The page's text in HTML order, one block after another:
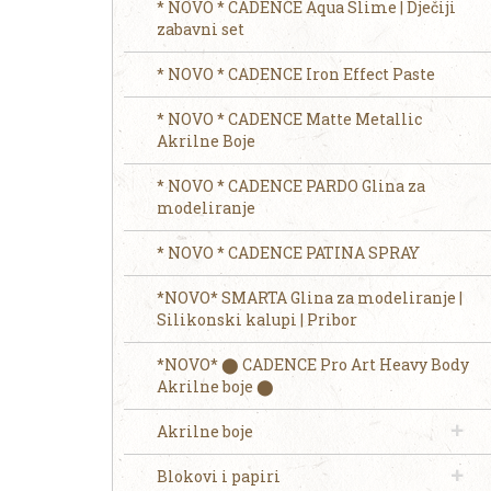
* NOVO * CADENCE Aqua Slime | Dječiji
zabavni set
* NOVO * CADENCE Iron Effect Paste
* NOVO * CADENCE Matte Metallic
Akrilne Boje
* NOVO * CADENCE PARDO Glina za
modeliranje
* NOVO * CADENCE PATINA SPRAY
*NOVO* SMARTA Glina za modeliranje |
Silikonski kalupi | Pribor
*NOVO* ⬤ CADENCE Pro Art Heavy Body
Akrilne boje ⬤
Akrilne boje
Blokovi i papiri